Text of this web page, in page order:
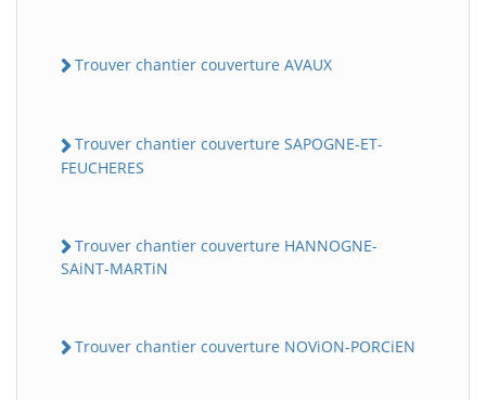
Trouver chantier couverture AVAUX
Trouver chantier couverture SAPOGNE-ET-
FEUCHERES
Trouver chantier couverture HANNOGNE-
SAiNT-MARTiN
Trouver chantier couverture NOViON-PORCiEN